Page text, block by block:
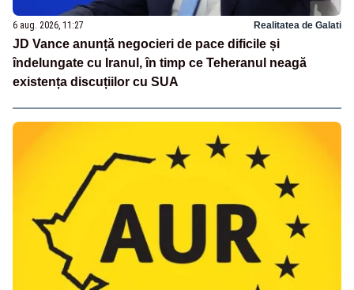
6 aug. 2026, 11:27 Realitatea de Galati
JD Vance anunță negocieri de pace dificile și
îndelungate cu Iranul, în timp ce Teheranul neagă
existența discuțiilor cu SUA